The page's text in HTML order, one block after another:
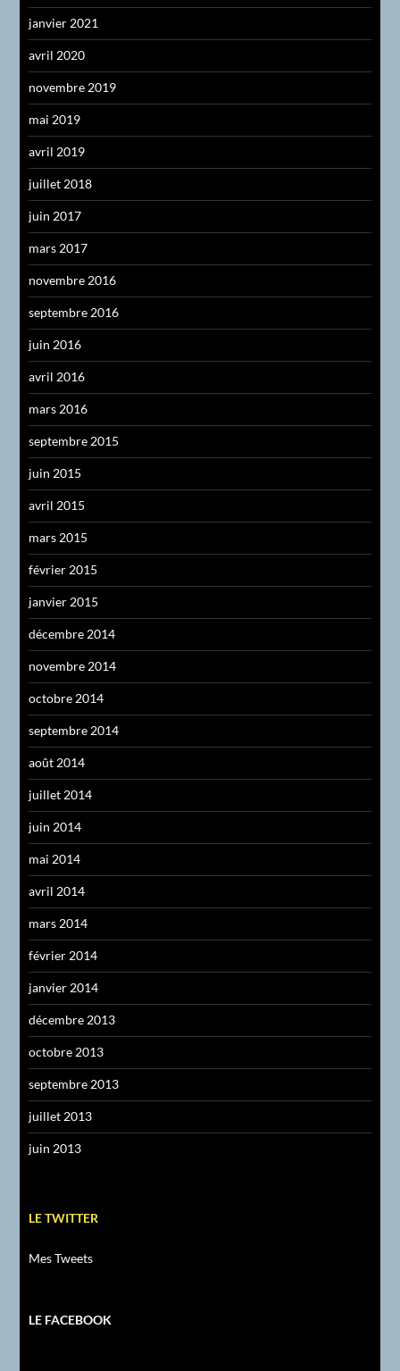
janvier 2021
avril 2020
novembre 2019
mai 2019
avril 2019
juillet 2018
juin 2017
mars 2017
novembre 2016
septembre 2016
juin 2016
avril 2016
mars 2016
septembre 2015
juin 2015
avril 2015
mars 2015
février 2015
janvier 2015
décembre 2014
novembre 2014
octobre 2014
septembre 2014
août 2014
juillet 2014
juin 2014
mai 2014
avril 2014
mars 2014
février 2014
janvier 2014
décembre 2013
octobre 2013
septembre 2013
juillet 2013
juin 2013
LE TWITTER
Mes Tweets
LE FACEBOOK